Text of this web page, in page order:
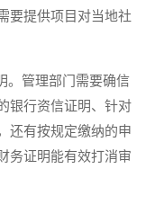
要提供项目对当地社
管理部门需要确信
银行资信证明、针对
还有按规定缴纳的申
务证明能有效打消审